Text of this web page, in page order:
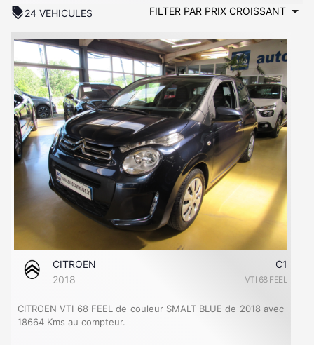
discount24 VEHICULES
CITROEN
C1
2018
VTI 68 FEEL
CITROEN VTI 68 FEEL de couleur SMALT BLUE de 2018 avec
18664 Kms au compteur.